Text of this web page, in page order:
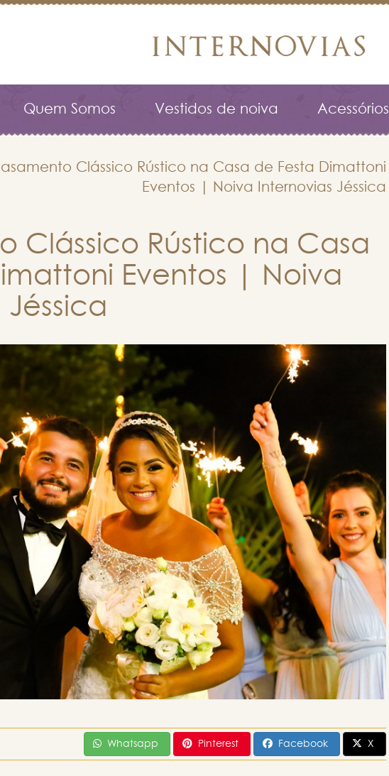
Quem Somos Vestidos de noiva Acessórios
Clássico Rústico na Casa de Festa Dimattoni
Eventos | Noiva Internovias Jéssica
Clássico Rústico na Casa
Eventos | Noiva
Jéssica
Whatsapp Pinterest Facebook X